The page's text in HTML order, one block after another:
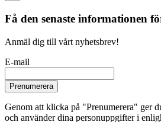
Få den senaste informationen
Anmäl dig till vårt nyhetsbrev!
E-mail
Prenumerera
Genom att klicka på "Prenumerera" ger
och använder dina personuppgifter i